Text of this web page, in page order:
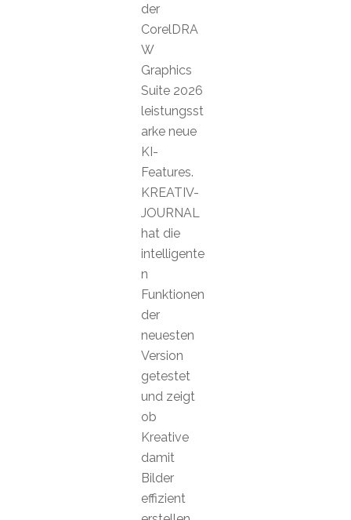
der
CorelDRA
W
Graphics
Suite 2026
leistungsst
arke neue
KI-
Features.
KREATIV-
JOURNAL
hat die
intelligente
n
Funktionen
der
neuesten
Version
getestet
und zeigt
ob
Kreative
damit
Bilder
effizient